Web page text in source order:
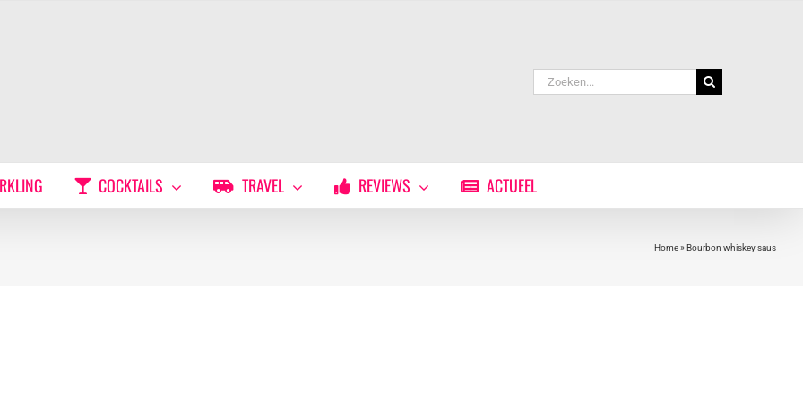
Zoeken
naar:
COCKTAILS TRAVEL REVIEWS ACTUEEL
Home» Bourbon whiskey saus